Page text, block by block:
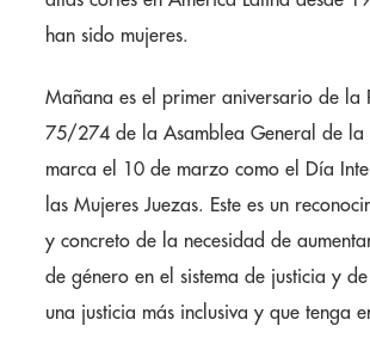
han sido mujeres.
Mañana es el primer aniversario de la
75/274 de la Asamblea General de la
marca el 10 de marzo como el Día
las Mujeres Juezas. Este es un
y concreto de la necesidad de
de género en el sistema de justicia y
una justicia más inclusiva y que tenga